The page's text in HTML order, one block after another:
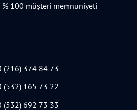
% 100 müşteri memnuniyeti
(216) 374 84 73
(532) 165 73 22
(532) 692 73 33